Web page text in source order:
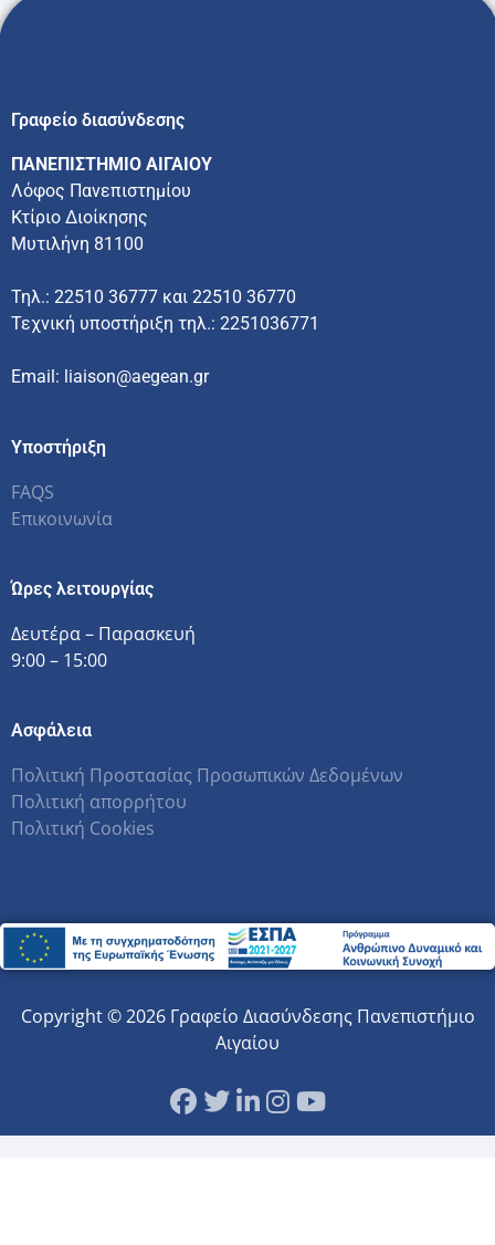
Γραφείο διασύνδεσης
ΠΑΝΕΠΙΣΤΗΜΙΟ ΑΙΓΑΙΟΥ
Λόφος Πανεπιστημίου
Κτίριο Διοίκησης
Μυτιλήνη 81100
Τηλ.: 22510 36777 και 22510 36770
Τεχνική υποστήριξη τηλ.: 2251036771
Email: liaison@aegean.gr
Υποστήριξη
FAQS
Επικοινωνία
Ώρες λειτουργίας
Δευτέρα – Παρασκευή
9:00 – 15:00
Ασφάλεια
Πολιτική Προστασίας Προσωπικών Δεδομένων
Πολιτική απορρήτου
Πολιτική Cookies
Copyright © 2026 Γραφείο Διασύνδεσης Πανεπιστήμιο
Αιγαίου